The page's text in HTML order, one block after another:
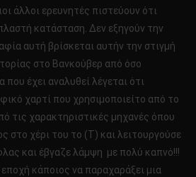
άλλοι ερευνητές πιστεύουν ότι
κατάσταση. Δεν εξηγούν την
αυτή βρίσκεται αυτήν την στιγμή
στο Βανκούβερ από όσο
έχει αναλυθεί λέγεται ότι
χαρτί που χρησιμοποιείτο από το
τις χαρακτηριστικές μηχανές όπου
στο χέρι του το (Τ) και λειτουργούσε
και έβγαζε λάμψη με πολύ καπνό!!!
κάποιος να παραχαράξει μια